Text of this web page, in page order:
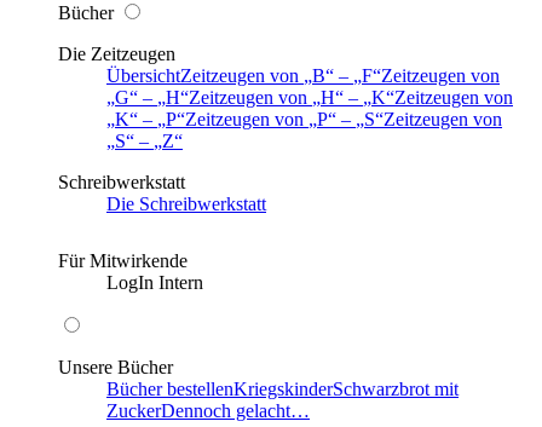
Bücher
Die Zeitzeugen
ÜbersichtZeitzeugen von B – F Zeitzeugen von
G
– H Zeitzeugen von H – K Zeitzeugen von
K
– P Zeitzeugen von P – S Zeitzeugen von
S
–
Z
Schreibwerkstatt
Die Schreibwerkstatt
Für Mitwirkende
LogIn Intern
Unsere Bücher
Bücher bestellenKriegskinderSchwarzbrot mit
ZuckerDennoch gelacht…